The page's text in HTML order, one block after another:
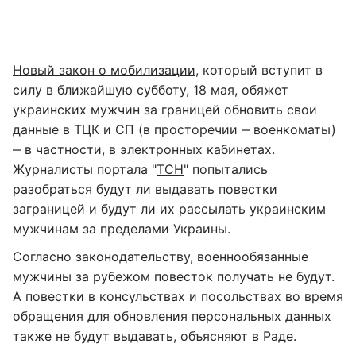
Новый закон о мобилизации, который вступит в
силу в ближайшую субботу, 18 мая, обяжет
украинских мужчин за границей обновить свои
данные в ТЦК и СП (в просторечии ‒ военкоматы)
‒ в частности, в электронных кабинетах.
Журналисты портала "ТСН" попытались
разобраться будут ли выдавать повестки
заграницей и будут ли их рассылать украинским
мужчинам за пределами Украины.
Согласно законодательству, военнообязанные
мужчины за рубежом повесток получать не будут.
А повестки в консульствах и посольствах во время
обращения для обновления персональных данных
также не будут выдавать, объясняют в Раде.